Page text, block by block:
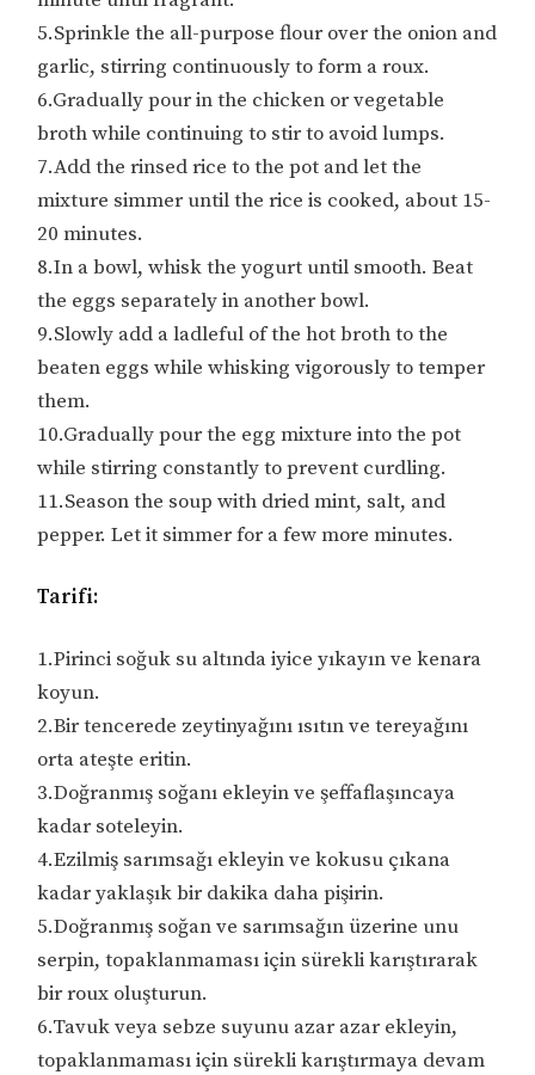
5.Sprinkle the all-purpose flour over the onion and
garlic, stirring continuously to form a roux.
6.Gradually pour in the chicken or vegetable
broth while continuing to stir to avoid lumps.
7.Add the rinsed rice to the pot and let the
mixture simmer until the rice is cooked, about 15-
20 minutes.
8.In a bowl, whisk the yogurt until smooth. Beat
the eggs separately in another bowl.
9.Slowly add a ladleful of the hot broth to the
beaten eggs while whisking vigorously to temper
them.
10.Gradually pour the egg mixture into the pot
while stirring constantly to prevent curdling.
11.Season the soup with dried mint, salt, and
pepper. Let it simmer for a few more minutes.
Tarifi:
1.Pirinci soğuk su altında iyice yıkayın ve kenara
koyun.
2.Bir tencerede zeytinyağını ısıtın ve tereyağını
orta ateşte eritin.
3.Doğranmış soğanı ekleyin ve şeffaflaşıncaya
kadar soteleyin.
4.Ezilmiş sarımsağı ekleyin ve kokusu çıkana
kadar yaklaşık bir dakika daha pişirin.
5.Doğranmış soğan ve sarımsağın üzerine unu
serpin, topaklanmaması için sürekli karıştırarak
bir roux oluşturun.
6.Tavuk veya sebze suyunu azar azar ekleyin,
topaklanmaması için sürekli karıştırmaya devam